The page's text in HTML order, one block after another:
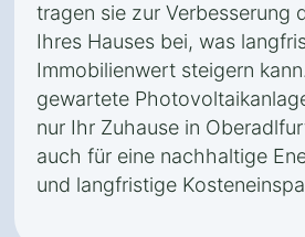
tragen sie zur Verbesserung
Ihres Hauses bei, was
Immobilienwert steigern
gewartete
nur Ihr Zuhause in
auch für eine nachhaltige
und langfristige